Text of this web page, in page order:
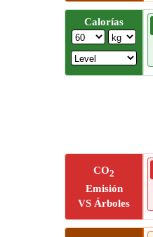
Calorías
CO2
Emisión
VS Árboles